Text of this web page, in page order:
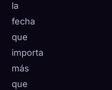
la
fecha
que
importa
más
que